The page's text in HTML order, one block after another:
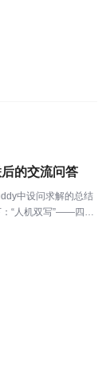
的交流问答
中设问求解的总结
：“人机双写”——四字